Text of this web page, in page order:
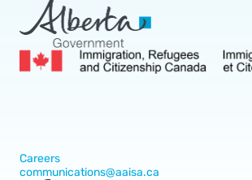
Careers
communications@aaisa.ca